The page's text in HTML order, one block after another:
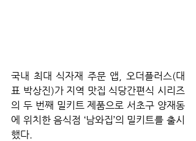
국내 최대 식자재 주문 앱, 오더플러스(대
표 박상진)가 지역 맛집 식당간편식 시리즈
의 두 번째 밀키트 제품으로 서초구 양재동
에 위치한 음식점 ‘남와집’의 밀키트를 출시
했다.